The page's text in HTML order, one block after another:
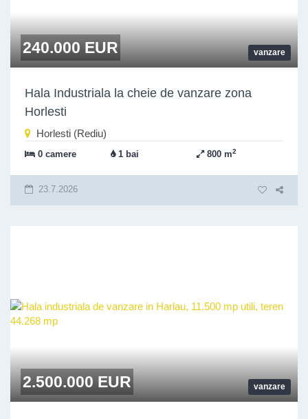
vanzare
240.000 EUR
Hala Industriala la cheie de vanzare zona
Horlesti
Horlesti (Rediu)
0 camere 1 bai 800 m2
23.7.2026
vanzare
2.500.000 EUR